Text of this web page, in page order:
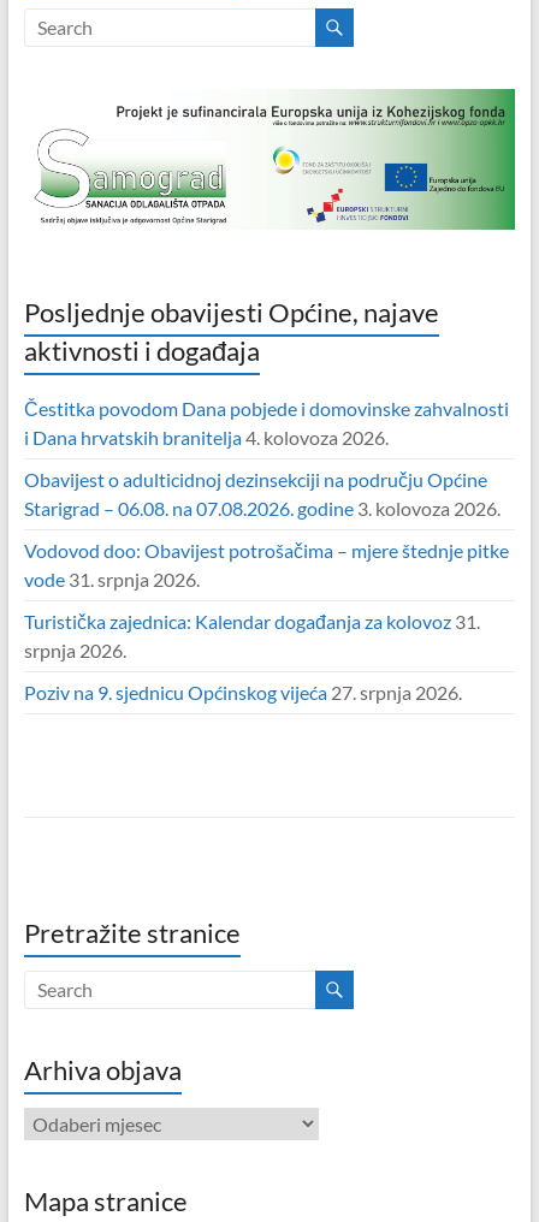
Posljednje obavijesti Općine, najave
aktivnosti i događaja
Čestitka povodom Dana pobjede i domovinske zahvalnosti
i Dana hrvatskih branitelja4. kolovoza 2026.
Obavijest o adulticidnoj dezinsekciji na području Općine
Starigrad – 06.08. na 07.08.2026. godine 3. kolovoza 2026.
Vodovod doo: Obavijest potrošačima – mjere štednje pitke
vode 31. srpnja 2026.
Turistička zajednica: Kalendar događanja za kolovoz 31.
srpnja 2026.
Poziv na 9. sjednicu Općinskog vijeća 27. srpnja 2026.
Pretražite stranice
Arhiva objava
Arhiva
objava
Mapa stranice